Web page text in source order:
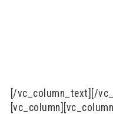
[/vc_column_text][/